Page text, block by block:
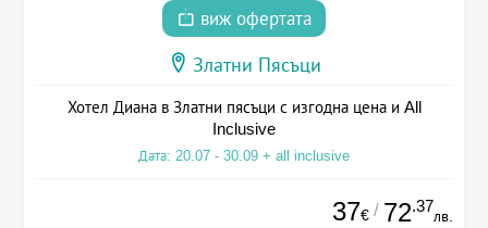
виж офертата
Златни Пясъци
Хотел Диана в Златни пясъци с изгодна цена и All
Inclusive
Дата: 20.07 - 30.09 + all inclusive
37€ / 72.37
лв.